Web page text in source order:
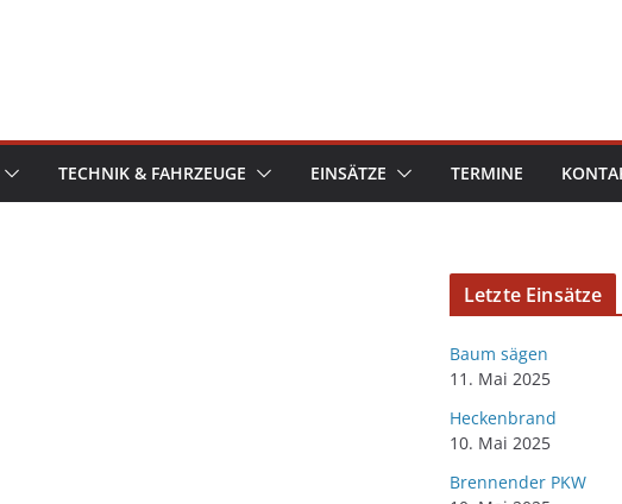
TECHNIK & FAHRZEUGE EINSÄTZE TERMINE
Letzte Einsätze
Baum sägen
11. Mai 2025
Heckenbrand
10. Mai 2025
Brennender PKW